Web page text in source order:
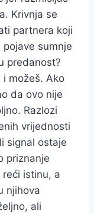
Krivnja se
partnera koji
pojave sumnje
predanost?
možeš. Ako
da ovo nije
Razlozi
vrijednosti
signal ostaje
priznanje
istinu, a
njihova
ali